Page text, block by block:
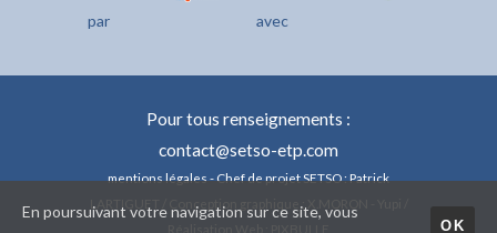
par
avec
Pour tous renseignements :
contact@setso-etp.com
mentions légales - Chef de projet SETSO : Patrick
En poursuivant votre navigation sur ce site, vous
OK